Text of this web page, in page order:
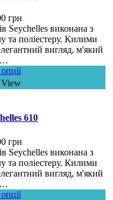
грн
Seychelles виконана з
та поліестеру. Килими
вигляд, м'який
610
грн
Seychelles виконана з
та поліестеру. Килими
вигляд, м'який